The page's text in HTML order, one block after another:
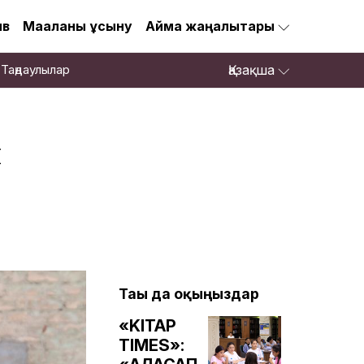
Мақаланы ұсыну Аймақ жаңалықтары
Таңдаулылар Қазақша
Тағы да оқыңыздар
«KITAP
TIMES»: